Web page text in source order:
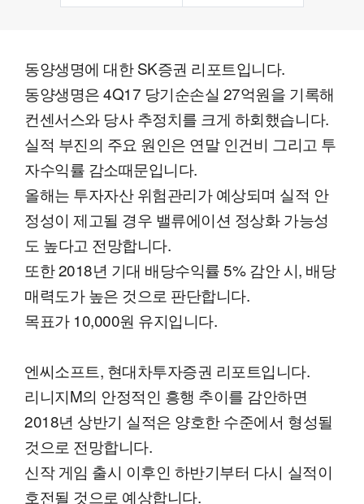
동양생명에 대한 SK증권 리포트입니다.
동양생명은 4Q17 당기순손실 27억원을 기록해
컨센서스와 당사 추정치를 크게 하회했습니다.
실적 부진의 주요 원인은 연말 인건비 그리고 투
자수익률 감소때문입니다.
올해는 투자자산 위험관리가 예상되며 실적 안
정성이 제고될 경우 밸류에이션 정상화 가능성
도 높다고 전망합니다.
또한 2018년 기대 배당수익률 5% 감안 시, 배당
매력도가 높은 것으로 판단합니다.
목표가 10,000원 유지입니다.
엔씨소프트, 현대차투자증권 리포트입니다.
리니지M의 안정적인 흥행 추이를 감안하면
2018년 상반기 실적은 양호한 수준에서 형성될
것으로 전망합니다.
신작 게임 출시 이후인 하반기부터 다시 실적이
호전될 것으로 예상합니다.